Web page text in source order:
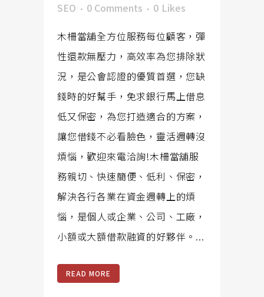
SEO
0 Comments 0 Likes
木柵當舖全方位服務每位顧客，彈
性還款無壓力，高效率為您排除狀
況，是公會認證的優質首選，您缺
錢時的好幫手，免求銀行馬上借息
低又保密，為您打造適合的方案，
讓您借錢不必看臉色，靈活週轉沒
煩惱，歡迎來電洽詢!木柵當舖服
務親切、快速簡便、低利、保密，
解決各行各業在資金週轉上的煩
惱，是個人或企業、公司、工廠，
小額或大額借款融資的好夥伴。...
READ MORE